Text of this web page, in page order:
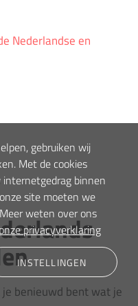
Nederlandse en
benieuwd bent wat je
gebruiken wij
Met de cookies
binnen
site moeten we
weten over ons
privacyverklaring
INSTELLINGEN